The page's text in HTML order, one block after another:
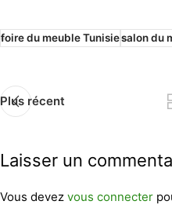
foire du meuble Tunisiesalon du
Plus récent
Laisser un
Vous devez vous connecter